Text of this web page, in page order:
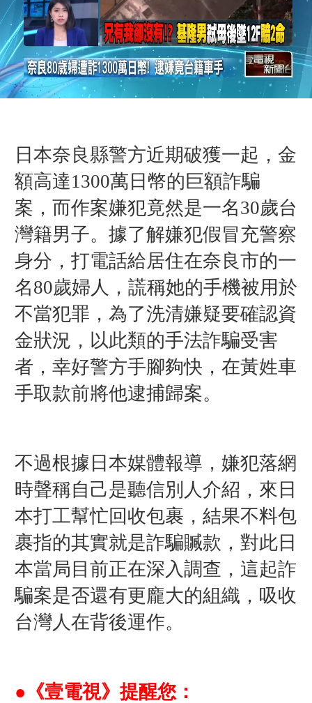
日本奈良縣警方近期破獲一起，金
額高達1300萬日幣的巨額詐騙
案，而作案嫌犯竟然是一名30歲台
灣籍男子。據了解嫌犯假冒充警察
身分，打電話給居住在奈良市的一
名80歲婦人，謊稱她的手機被用於
不當犯罪，為了洗清嫌疑要確認資
金狀況，以此類的手法詐騙受害
者，幸好警方手腳夠快，在黃姓車
手取款前將他逮捕歸案。
不過根據日本媒體報導，嫌犯落網
時聲稱自己是聽信別人介紹，來日
本打工幫忙回收包裹，結果不料包
裹指的其實就是詐騙贓款，對此日
本當局目前正在深入調查，這起詐
騙案是否還有更龐大的組織，吸收
台灣人在背後運作。
●《壹電視》提醒您：